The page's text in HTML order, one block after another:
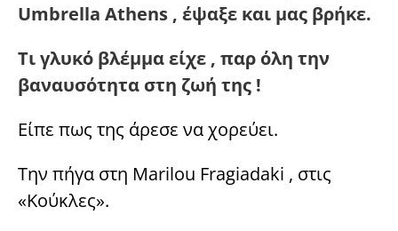
Umbrella Athens , έψαξε και μας βρήκε.
Τι γλυκό βλέμμα είχε , παρ όλη την
βαναυσότητα στη ζωή της !
Είπε πως της άρεσε να χορεύει.
Την πήγα στη Marilou Fragiadaki , στις
«Κούκλες».